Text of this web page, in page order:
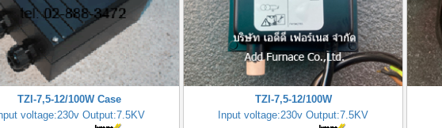
TZI-7,5-12/100W Case
voltage:230v Output:7.5KV
TZI-7,5-12/100W
Input voltage:230v Output:7.5KV